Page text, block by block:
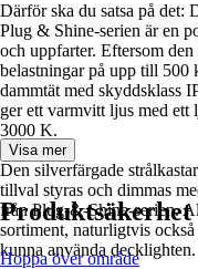
Därför ska du satsa på det:
Plug & Shine-serien är en
och uppfarter. Eftersom
belastningar på upp till 500
dammtät med skyddsklass
ger ett varmvitt ljus med ett
3000 K.
Den silverfärgade
tillval styras och dimmas
från Plug-&-Shine-serien.
sortiment, naturligtvis
kunna använda decklighten.
Visa mer
Produktsäkerhet
Hoppa över område